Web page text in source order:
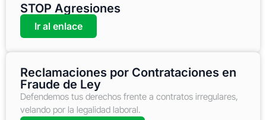
STOP Agresiones
Ir al enlace
Reclamaciones por Contrataciones en
Fraude de Ley
Defendemos tus derechos frente a contratos irregulares,
velando por la legalidad laboral.